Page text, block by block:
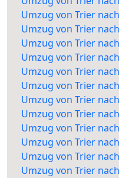
Umzug von Trier
Umzug von Trier
Umzug von Trier
Umzug von Trier
Umzug von Trier
Umzug von Trier
Umzug von Trier
Umzug von Trier
Umzug von Trier
Umzug von Trier
Umzug von Trier
Umzug von Trier